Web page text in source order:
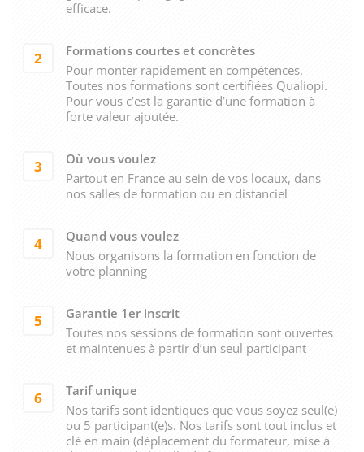
efficace.
2
Formations courtes et concrètes
Pour monter rapidement en compétences.
Toutes nos formations sont certifiées Qualiopi.
Pour vous c’est la garantie d’une formation à
forte valeur ajoutée.
3
Où vous voulez
Partout en France au sein de vos locaux, dans
nos salles de formation ou en distanciel
4
Quand vous voulez
Nous organisons la formation en fonction de
votre planning
5
Garantie 1er inscrit
Toutes nos sessions de formation sont ouvertes
et maintenues à partir d’un seul participant
6
Tarif unique
Nos tarifs sont identiques que vous soyez seul(e)
ou 5 participant(e)s. Nos tarifs sont tout inclus et
clé en main (déplacement du formateur, mise à